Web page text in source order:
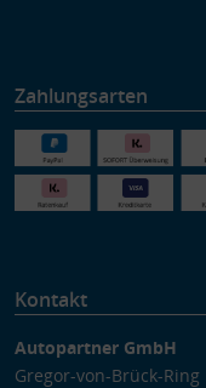
Zahlungsarten
Kontakt
Autopartner GmbH
Gregor-von-Brück-Ring